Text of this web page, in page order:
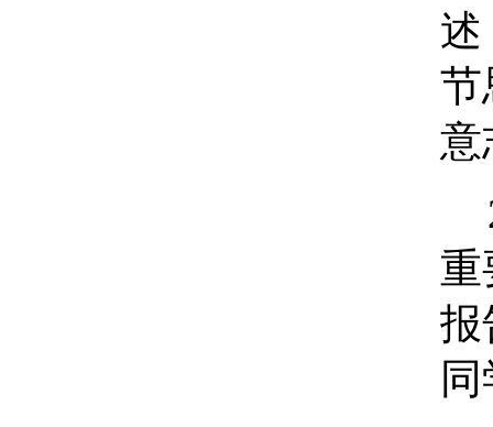
述
节
意
重
报